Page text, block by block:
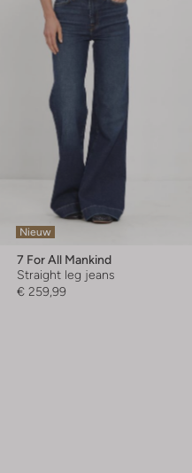
Nieuw
7 For All Mankind
Straight leg jeans
€ 259,99